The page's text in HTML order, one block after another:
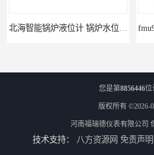
北海智能锅炉液位计 锅炉水位计厂商 自动适应自动校准
您是第8856446位
版权所有 ©2026-
河南福瑞德仪表有限公司
技术支持： 八方资源网 免责声明